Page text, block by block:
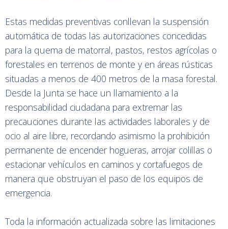
Estas medidas preventivas conllevan la suspensión
automática de todas las autorizaciones concedidas
para la quema de matorral, pastos, restos agrícolas o
forestales en terrenos de monte y en áreas rústicas
situadas a menos de 400 metros de la masa forestal.
Desde la Junta se hace un llamamiento a la
responsabilidad ciudadana para extremar las
precauciones durante las actividades laborales y de
ocio al aire libre, recordando asimismo la prohibición
permanente de encender hogueras, arrojar colillas o
estacionar vehículos en caminos y cortafuegos de
manera que obstruyan el paso de los equipos de
emergencia.
Toda la información actualizada sobre las limitaciones